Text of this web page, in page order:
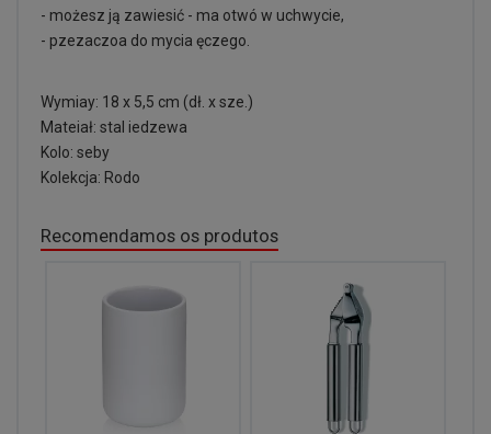
- możesz ją zawiesić - ma otwó w uchwycie,
- pzezaczoa do mycia ęczego.
Wymiay: 18 x 5,5 cm (dł. x sze.)
Mateiał: stal iedzewa
Kolo: seby
Kolekcja: Rodo
Recomendamos os produtos